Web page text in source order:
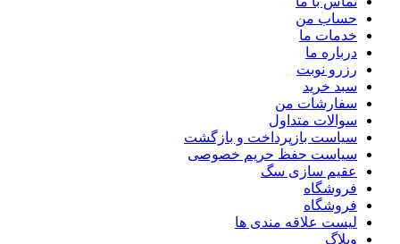
حساب من
خدمات ما
درباره ما
رزرو نوبت
سبد خرید
سفارشات من
سوالات متداول
سیاست بازپرداخت و بازگشت
سیاست حفظ حریم خصوصی
عقیم سازی سگ
فروشگاه
فروشگاه
لیست علاقه مندی ها
وبلاگ